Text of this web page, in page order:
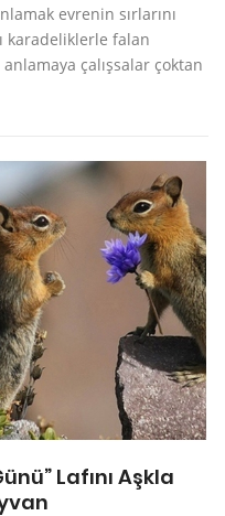
evrenin sırlarını
karadeliklerle falan
çalışsalar çoktan
Lafını Aşkla